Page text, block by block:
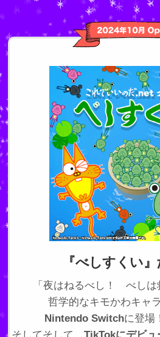
『べしすくい』
「夜はねるべし！ べしは
哲学的なキモかわキャ
Nintendo Switchに登場